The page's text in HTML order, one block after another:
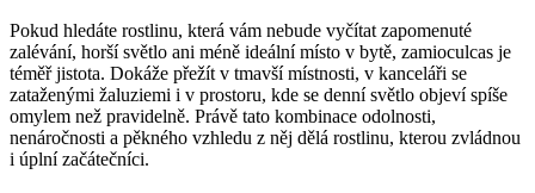
Pokud hledáte rostlinu, která vám nebude vyčítat zapomenuté
zalévání, horší světlo ani méně ideální místo v bytě, zamioculcas je
téměř jistota. Dokáže přežít v tmavší místnosti, v kanceláři se
zataženými žaluziemi i v prostoru, kde se denní světlo objeví spíše
omylem než pravidelně. Právě tato kombinace odolnosti,
nenáročnosti a pěkného vzhledu z něj dělá rostlinu, kterou zvládnou
i úplní začátečníci.